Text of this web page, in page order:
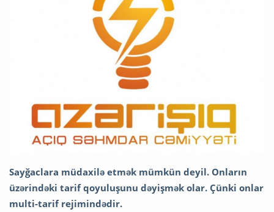
Sayğaclara müdaxilə etmək mümkün deyil. Onların
üzərindəki tarif qoyuluşunu dəyişmək olar. Çünki onlar
multi-tarif rejimindədir.